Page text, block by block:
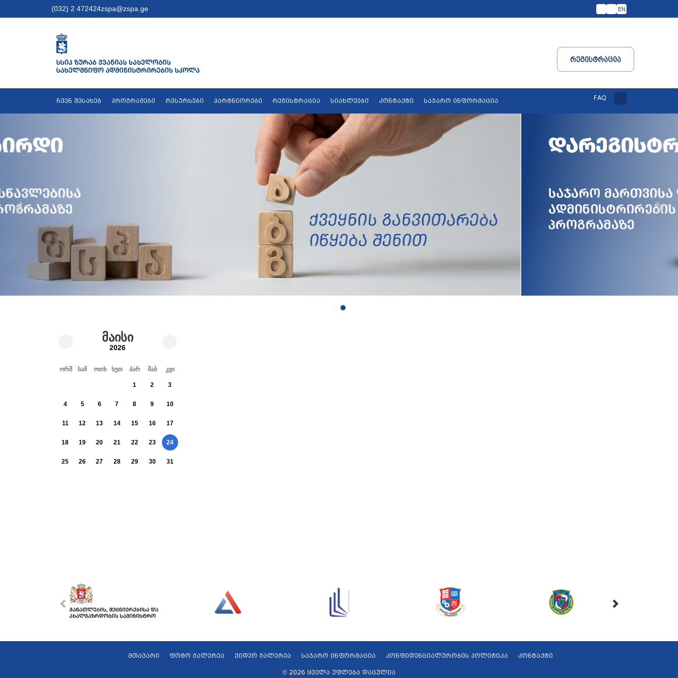
(032) 2 472424zspa@zspa.ge EN
Რეგისტრაცია
ჩვენ შესახებ პროგრამები რესურსები პარტნიორები რეგისტრაცია სიახლეები კონტაქტი საჯარო ინფორმაცია FAQ
მაისი
2026
ორშ სამ ოთხ ხუთ პარ შაბ კვი
1 2 3
4 5 6 7 8 9 10
11 12 13 14 15 16 17
18 19 20 21 22 23 24
25 26 27 28 29 30 31
მთავარი ფოტო გალერეა ვიდეო გალერეა საჯარო ინფორმაცია კონფიდენციალურობის პოლიტიკა კონტაქტი
© 2026 ყველა უფლება დაცულია